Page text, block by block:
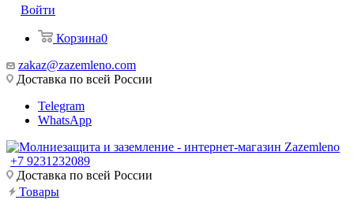
Войти
Корзина0
zakaz@zazemleno.com
Доставка по всей России
Telegram
WhatsApp
+7 9231232089
Доставка по всей России
Товары